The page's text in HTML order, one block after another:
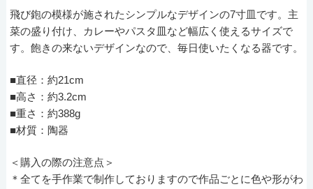
飛び鉋の模様が施されたシンプルなデザインの7寸皿です。主
菜の盛り付け、カレーやパスタ皿など幅広く使えるサイズで
す。飽きの来ないデザインなので、毎日使いたくなる器です。
■直径：約21cm
■高さ：約3.2cm
■重さ：約388g
■材質：陶器
＜購入の際の注意点＞
＊全てを手作業で制作しておりますので作品ごとに色や形がわ